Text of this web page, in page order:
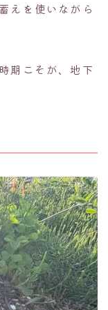
えを使いながら
期こそが、地下